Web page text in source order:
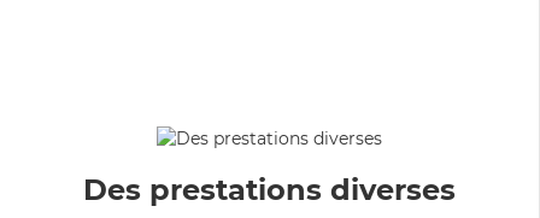
Des prestations diverses